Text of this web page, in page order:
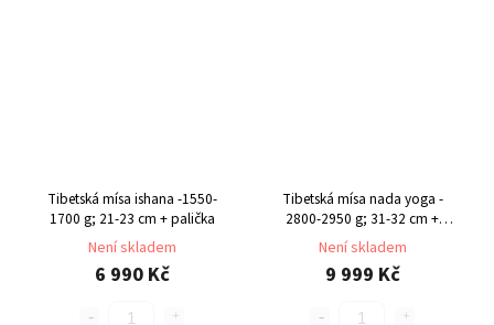
Tibetská mísa ishana -1550-
1700 g; 21-23 cm + palička
Není skladem
6 990 Kč
Tibetská mísa nada yoga -
2800-2950 g; 31-32 cm +
palička
Není skladem
9 999 Kč